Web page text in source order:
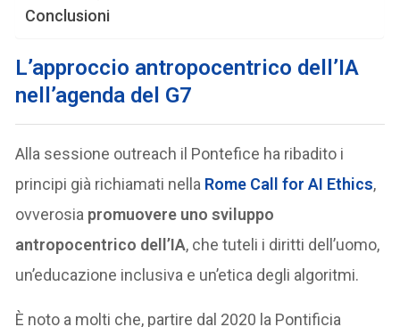
Conclusioni
L’approccio antropocentrico dell’IA
nell’agenda del G7
Alla sessione outreach il Pontefice ha ribadito i
principi già richiamati nella Rome Call for AI Ethics,
ovverosia promuovere uno sviluppo
antropocentrico dell’IA, che tuteli i diritti dell’uomo,
un’educazione inclusiva e un’etica degli algoritmi.
È noto a molti che, partire dal 2020 la Pontificia